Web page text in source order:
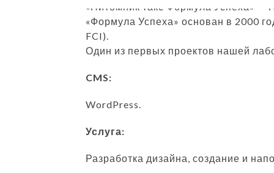
«Питомник такс Формула Успеха» —
«Формула Успеха» основан в 2000
FCI).
Один из первых проектов нашей
CMS:
WordPress.
Услуга:
Разработка дизайна, создание и